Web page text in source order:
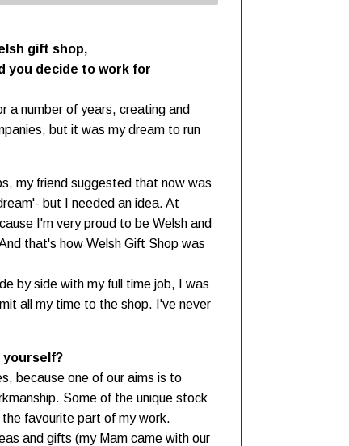
gift shop,
you decide to work for
a number of years, creating and
but it was my dream to run
my friend suggested that now was
but I needed an idea. At
I'm very proud to be Welsh and
that's how Welsh Gift Shop was
by side with my full time job, I was
all my time to the shop. I've never
yourself?
because one of our aims is to
Some of the unique stock
favourite part of my work.
and gifts (my Mam came with our